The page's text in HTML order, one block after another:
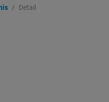
Detail